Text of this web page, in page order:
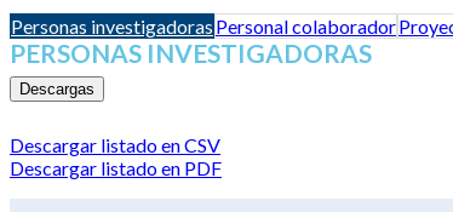
Personas investigadoras Personal colaborador
PERSONAS INVESTIGADORAS
Descargas
Descargar listado en CSV
Descargar listado en PDF